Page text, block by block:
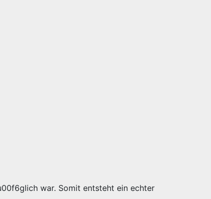
war. Somit entsteht ein echter